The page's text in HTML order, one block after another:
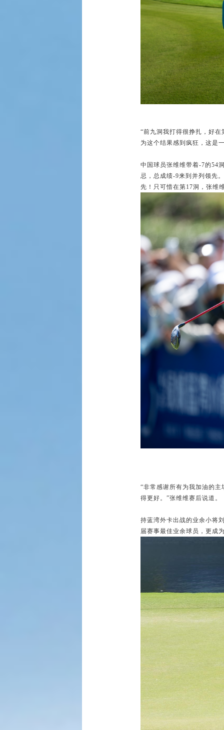
“前九洞我打得很挣扎，好
为这个结果感到疯狂，这是
中国球员张维维带着-7的54
忌，总成绩-9来到并列领先
先！只可惜在第17洞，张维
“非常感谢所有为我加油的
得更好。”张维维赛后说道。
持蓝湾外卡出战的业余小将
届赛事最佳业余球员，更成